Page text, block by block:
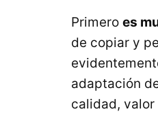
Primero es
de copiar y
adaptación
calidad,